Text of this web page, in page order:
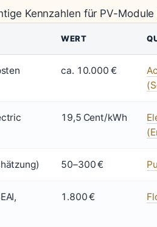
Kennzahlen für PV-Module
WERT
ca. 10.000 €
19,5 Cent/kWh
50–300 €
1.800 €